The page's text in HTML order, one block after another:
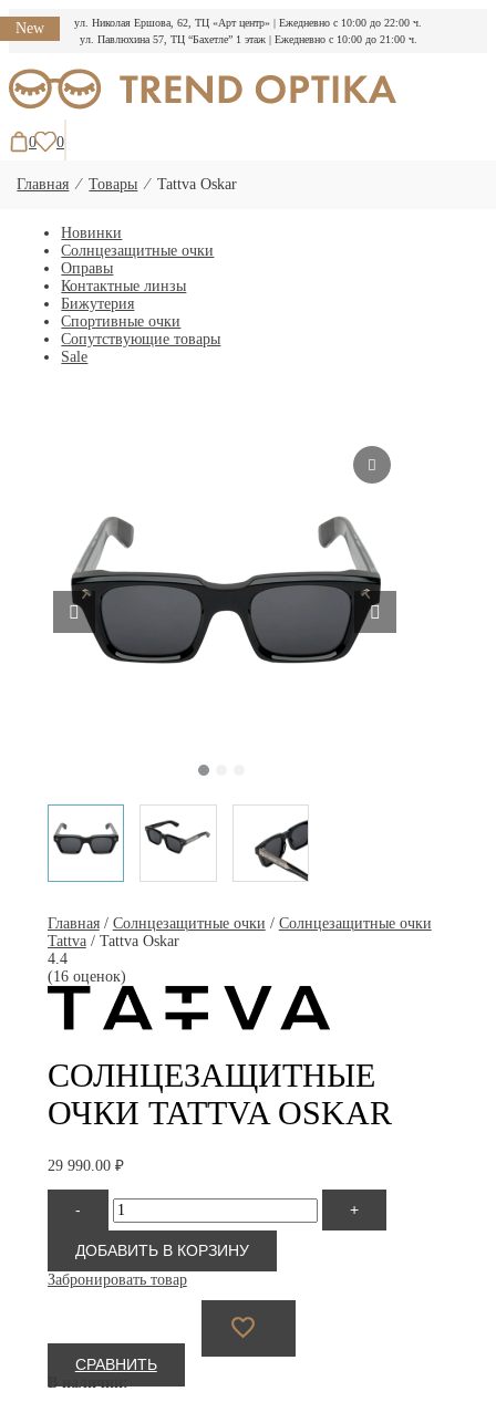
ул. Николая Ершова, 62, ТЦ «Арт центр» | Ежедневно с 10:00 до 22:00 ч.
ул. Павлюхина 57, ТЦ “Бахетле” 1 этаж | Ежедневно с 10:00 до 21:00 ч.
к
содержимому
0 0
Главная ⁄Товары ⁄Tattva Oskar
Новинки
Солнцезащитные очки
Оправы
Контактные линзы
Бижутерия
Спортивные очки
Сопутствующие товары
Sale
New
Главная/ Солнцезащитные очки / Солнцезащитные очки
Tattva/ Tattva Oskar
4.4
(16 оценок)
СОЛНЦЕЗАЩИТНЫЕ
ОЧКИ TATTVA OSKAR
29 990.00 ₽
-
Количество
товара
Tattva
Oskar
+
ДОБАВИТЬ В КОРЗИНУ
Забронировать товар
СРАВНИТЬ
В наличии: